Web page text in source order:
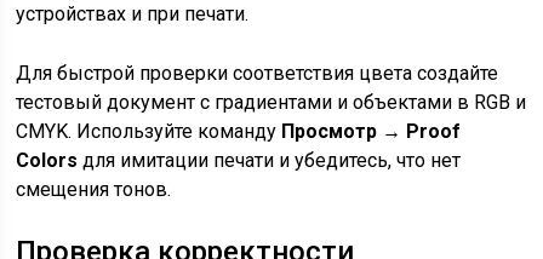
устройствах и при печати.
Для быстрой проверки соответствия цвета создайте
тестовый документ с градиентами и объектами в RGB и
CMYK. Используйте команду Просмотр → Proof
Colors для имитации печати и убедитесь, что нет
смещения тонов.
Проверка корректности